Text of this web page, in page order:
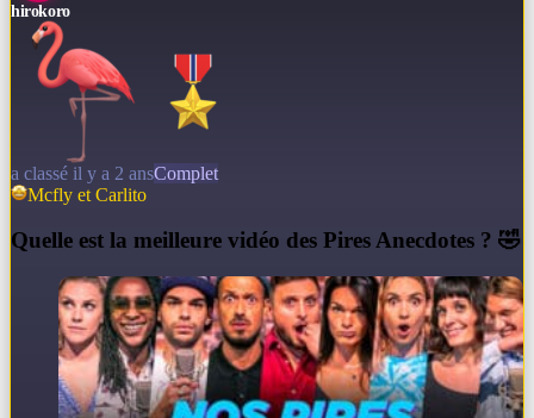
hirokoro
a classé il y a 2 ansComplet
Mcfly et Carlito
Quelle est la meilleure vidéo des Pires Anecdotes ? 🤣